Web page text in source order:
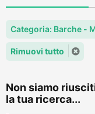
Categoria: Barche -
Rimuovi tutto
Non siamo
la tua ricerca...